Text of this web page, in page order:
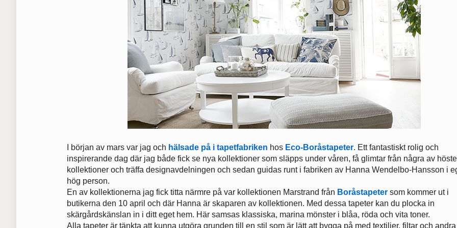
I början av mars var jag och hälsade på i tapetfabriken hos Eco-Boråstapeter. Ett fantastiskt rolig och
inspirerande dag där jag både fick se nya kollektioner som släpps under våren, få glimtar från några av
kollektioner och träffa designavdelningen och sedan guidas runt i fabriken av Hanna Wendelbo-Hansson i
hög person.
En av kollektionerna jag fick titta närmre på var kollektionen Marstrand från Boråstapeter som kommer ut i
butikerna den 10 april och där Hanna är skaparen av kollektionen. Med dessa tapeter kan du plocka in
skärgårdskänslan in i ditt eget hem. Här samsas klassiska, marina mönster i blåa, röda och vita toner.
Alla tapeter är tänkta att kunna utgöra grunden till en stil som är lätt att bygga på med textilier, filtar och andra